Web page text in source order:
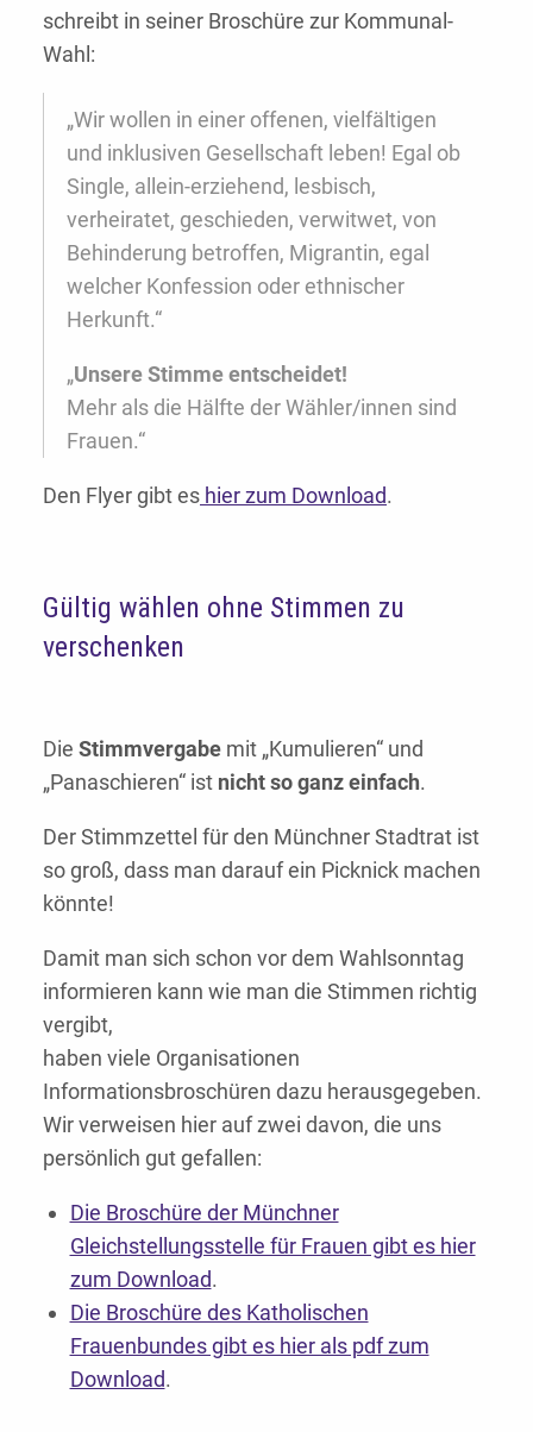
schreibt in seiner Broschüre zur Kommunal-
Wahl:
„Wir wollen in einer offenen, vielfältigen
und inklusiven Gesellschaft leben! Egal ob
Single, allein-erziehend, lesbisch,
verheiratet, geschieden, verwitwet, von
Behinderung betroffen, Migrantin, egal
welcher Konfession oder ethnischer
Herkunft.“
„Unsere Stimme entscheidet!
Mehr als die Hälfte der Wähler/innen sind
Frauen.“
Den Flyer gibt es hier zum Download.
Gültig wählen ohne Stimmen zu
verschenken
Die Stimmvergabe mit „Kumulieren“ und
„Panaschieren“ ist nicht so ganz einfach.
Der Stimmzettel für den Münchner Stadtrat ist
so groß, dass man darauf ein Picknick machen
könnte!
Damit man sich schon vor dem Wahlsonntag
informieren kann wie man die Stimmen richtig
vergibt,
haben viele Organisationen
Informationsbroschüren dazu herausgegeben.
Wir verweisen hier auf zwei davon, die uns
persönlich gut gefallen:
Die Broschüre der Münchner
Gleichstellungsstelle für Frauen gibt es hier
zum Download.
Die Broschüre des Katholischen
Frauenbundes gibt es hier als pdf zum
Download.